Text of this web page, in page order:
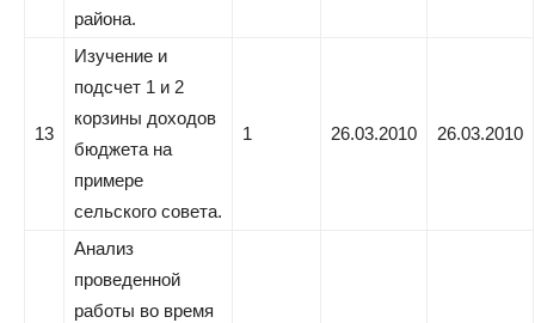
района.
13
Изучение и
подсчет 1 и 2
корзины доходов
бюджета на
примере
сельского совета.
1 26.03.2010 26.03.2010
Анализ
проведенной
работы во время